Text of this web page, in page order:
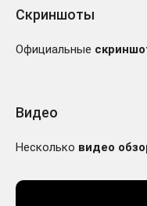
Скриншоты
Официальные
Видео
Несколько видео